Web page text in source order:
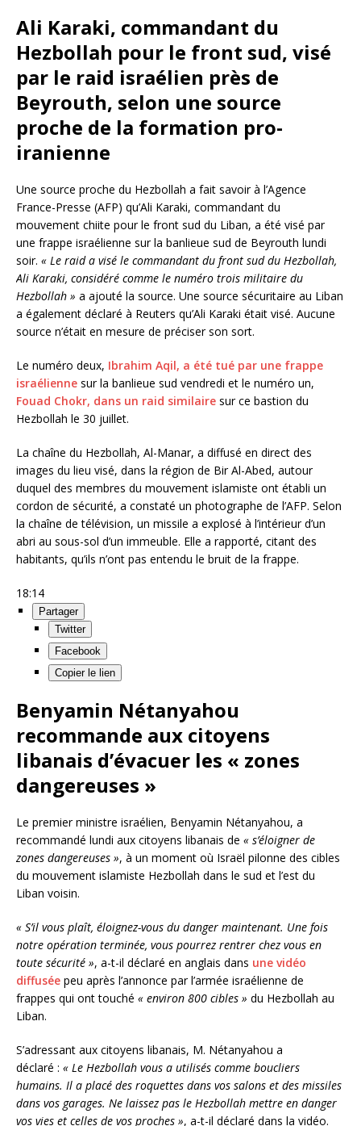
Ali Karaki, commandant du
Hezbollah pour le front sud, visé
par le raid israélien près de
Beyrouth, selon une source
proche de la formation pro-
iranienne
Une source proche du Hezbollah a fait savoir à l’Agence
France-Presse (AFP) qu’Ali Karaki, commandant du
mouvement chiite pour le front sud du Liban, a été visé par
une frappe israélienne sur la banlieue sud de Beyrouth lundi
soir. « Le raid a visé le commandant du front sud du Hezbollah,
Ali Karaki, considéré comme le numéro trois militaire du
Hezbollah » a ajouté la source. Une source sécuritaire au Liban
a également déclaré à Reuters qu’Ali Karaki était visé. Aucune
source n’était en mesure de préciser son sort.
Le numéro deux, Ibrahim Aqil, a été tué par une frappe
israélienne sur la banlieue sud vendredi et le numéro un,
Fouad Chokr, dans un raid similaire sur ce bastion du
Hezbollah le 30 juillet.
La chaîne du Hezbollah, Al-Manar, a diffusé en direct des
images du lieu visé, dans la région de Bir Al-Abed, autour
duquel des membres du mouvement islamiste ont établi un
cordon de sécurité, a constaté un photographe de l’AFP. Selon
la chaîne de télévision, un missile a explosé à l’intérieur d’un
abri au sous-sol d’un immeuble. Elle a rapporté, citant des
habitants, qu’ils n’ont pas entendu le bruit de la frappe.
18:14
Partager
Twitter
Facebook
Copier le lien
Benyamin Nétanyahou
recommande aux citoyens
libanais d’évacuer les « zones
dangereuses »
Le premier ministre israélien, Benyamin Nétanyahou, a
recommandé lundi aux citoyens libanais de « s’éloigner de
zones dangereuses », à un moment où Israël pilonne des cibles
du mouvement islamiste Hezbollah dans le sud et l’est du
Liban voisin.
« S’il vous plaît, éloignez-vous du danger maintenant. Une fois
notre opération terminée, vous pourrez rentrer chez vous en
toute sécurité », a-t-il déclaré en anglais dans une vidéo
diffusée peu après l’annonce par l’armée israélienne de
frappes qui ont touché « environ 800 cibles » du Hezbollah au
Liban.
S’adressant aux citoyens libanais, M. Nétanyahou a
déclaré : « Le Hezbollah vous a utilisés comme boucliers
humains. Il a placé des roquettes dans vos salons et des missiles
dans vos garages. Ne laissez pas le Hezbollah mettre en danger
vos vies et celles de vos proches », a-t-il déclaré dans la vidéo.